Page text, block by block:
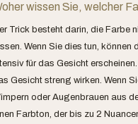
wissen Sie, welcher
Trick besteht darin, die Farbe
Wenn Sie dies tun,
für das Gesicht
Gesicht streng wirken. Wenn
oder Augenbrauen aus
Farbton, der bis zu 2